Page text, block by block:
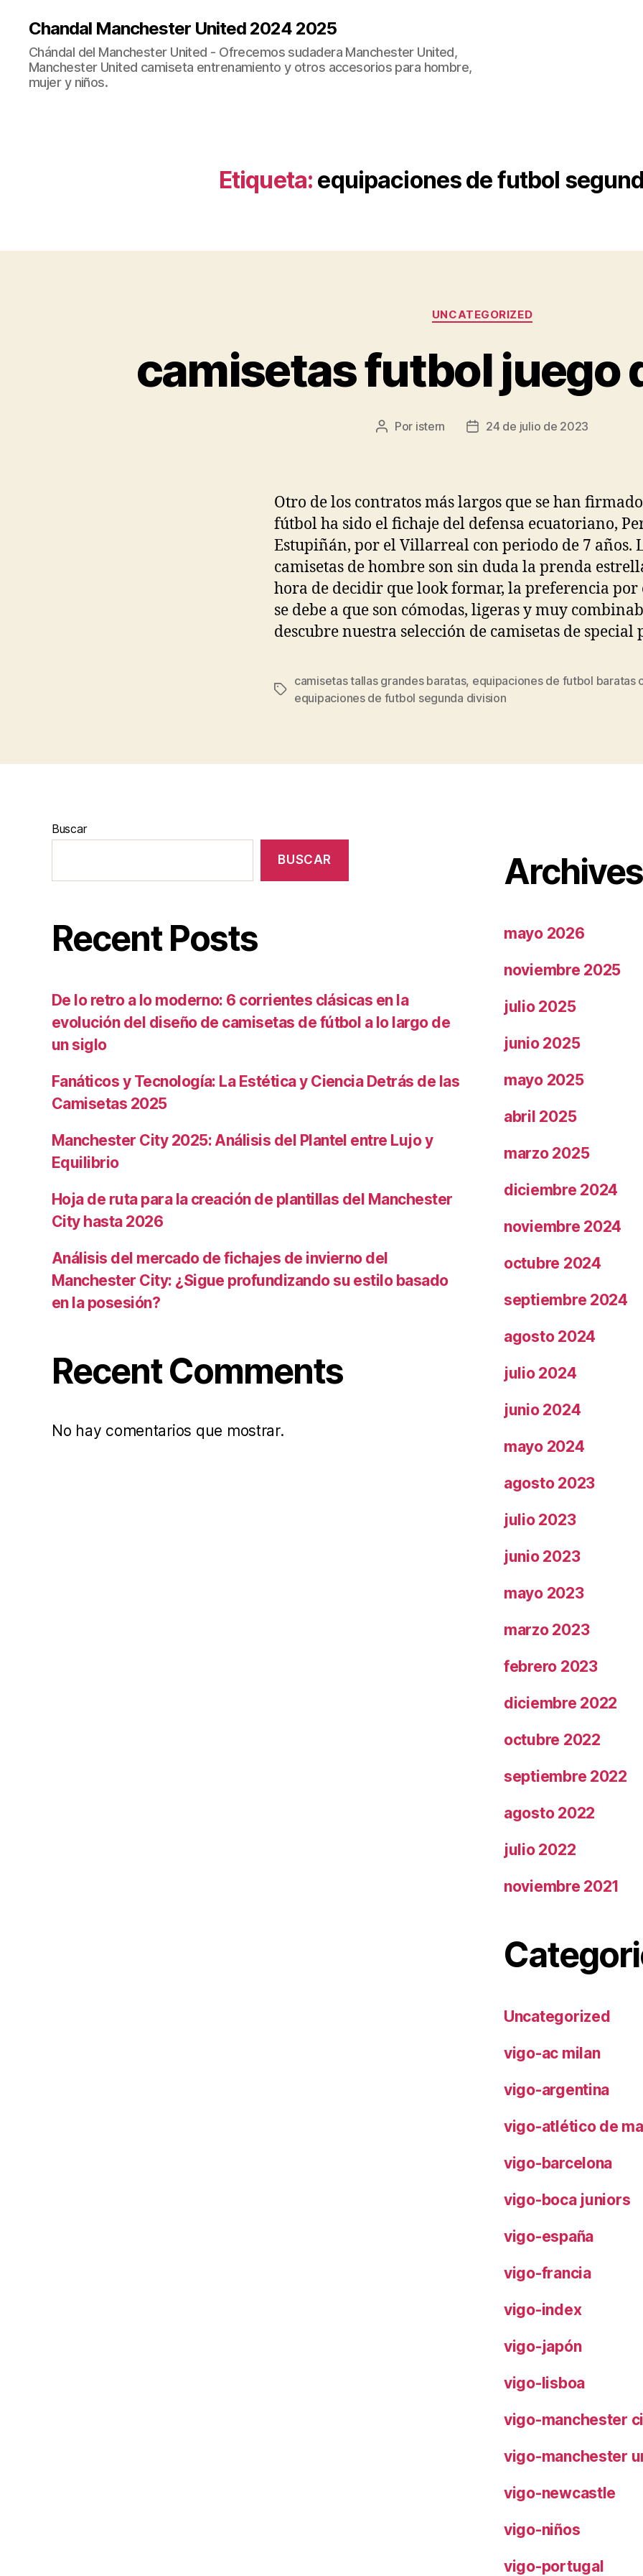
Chandal Manchester United 2024 2025
Chándal del Manchester United - Ofrecemos sudadera Manchester United,
Manchester United camiseta entrenamiento y otros accesorios para hombre,
mujer y niños.
Etiqueta: equipaciones de futbol
Categorías
UNCATEGORIZED
camisetas futbol juego
Autor
Por istern
Fecha24 de julio de 2023
Otro de los contratos más largos que se han
fútbol ha sido el fichaje del defensa ecuatoriano,
Estupiñán, por el Villarreal con periodo de 7 años.
camisetas de hombre son sin duda la prenda
hora de decidir que look formar, la preferencia por
se debe a que son cómodas, ligeras y muy
descubre nuestra selección de camisetas de special
Etiquetas
camisetas tallas grandes baratas, equipaciones de futbol baratas
equipaciones de futbol segunda division
Buscar
BUSCAR
Recent Posts
De lo retro a lo moderno: 6 corrientes clásicas en la
evolución del diseño de camisetas de fútbol a lo largo de
un siglo
Fanáticos y Tecnología: La Estética y Ciencia Detrás de las
Camisetas 2025
Manchester City 2025: Análisis del Plantel entre Lujo y
Equilibrio
Hoja de ruta para la creación de plantillas del Manchester
City hasta 2026
Análisis del mercado de fichajes de invierno del
Manchester City: ¿Sigue profundizando su estilo basado
en la posesión?
Recent Comments
No hay comentarios que mostrar.
Archives
mayo 2026
noviembre 2025
julio 2025
junio 2025
mayo 2025
abril 2025
marzo 2025
diciembre 2024
noviembre 2024
octubre 2024
septiembre 2024
agosto 2024
julio 2024
junio 2024
mayo 2024
agosto 2023
julio 2023
junio 2023
mayo 2023
marzo 2023
febrero 2023
diciembre 2022
octubre 2022
septiembre 2022
agosto 2022
julio 2022
noviembre 2021
Uncategorized
vigo-ac milan
vigo-argentina
vigo-atlético de
vigo-barcelona
vigo-boca juniors
vigo-españa
vigo-francia
vigo-index
vigo-japón
vigo-lisboa
vigo-manchester
vigo-manchester
vigo-newcastle
vigo-niños
vigo-portugal